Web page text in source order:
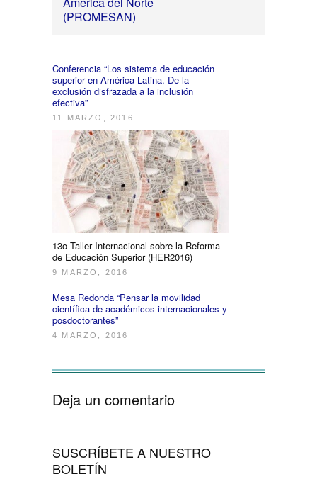
(PROMESAN)
Conferencia “Los sistema de educación
superior en América Latina. De la
exclusión disfrazada a la inclusión
efectiva”
11 MARZO, 2016
13o Taller Internacional sobre la Reforma
de Educación Superior (HER2016)
9 MARZO, 2016
Mesa Redonda “Pensar la movilidad
científica de académicos internacionales y
posdoctorantes”
4 MARZO, 2016
Deja un comentario
SUSCRÍBETE A NUESTRO
BOLETÍN